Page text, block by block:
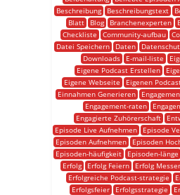
Beschreibung
Beschreibungstext
Blatt
Blog Branchenexperten
Checkliste
Community-aufbau
Datei Speichern
Daten
Downloads
E-mail-liste
Eigene Podcast Erstellen
Eigene Webseite
Eigenen
Einnahmen Generieren
Engagement-raten
Engagierte Zuhörerschaft
Episode Live Aufnehmen
Episode
Episoden Aufnehmen
Episoden
Episoden-häufigkeit
Episoden-länge
Erfolg
Erfolg Feiern Erfolg
Erfolgreiche Podcast-strategie
Erfolgsfeier
Erfolgsstrategie